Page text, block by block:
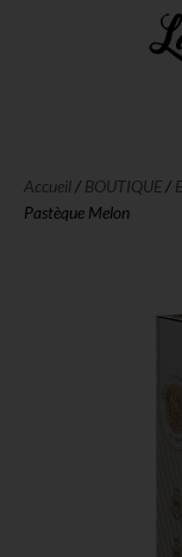
Accueil/ BOUTIQUE/
Pastèque Melon